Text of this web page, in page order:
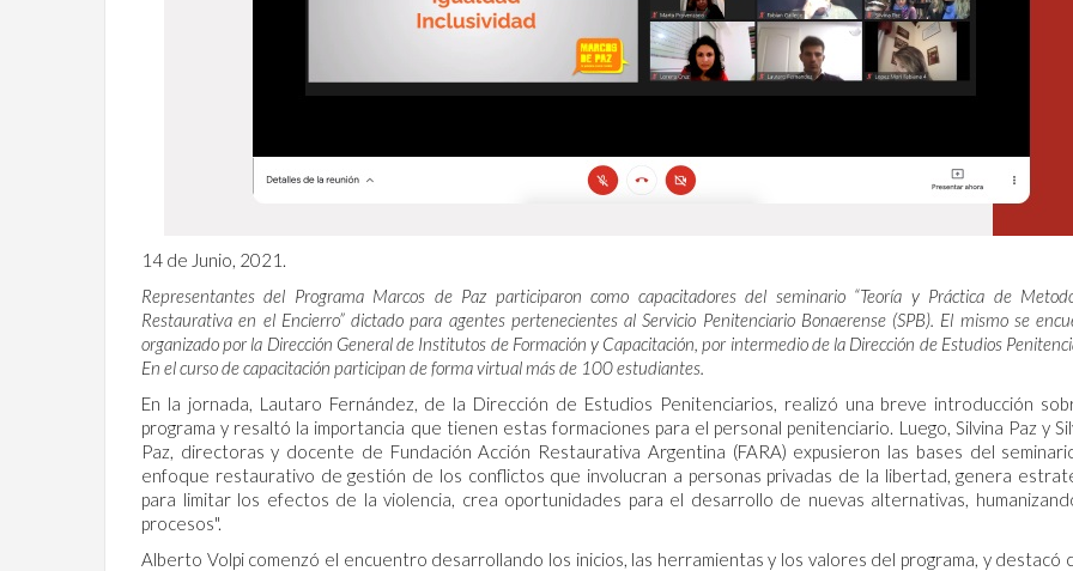
14 de Junio, 2021.
Representantes del Programa Marcos de Paz participaron como capacitadores del seminario “Teoría y Práctica de
Restaurativa en el Encierro” dictado para agentes pertenecientes al Servicio Penitenciario Bonaerense (SPB). El mismo se
organizado por la Dirección General de Institutos de Formación y Capacitación, por intermedio de la Dirección de Estudios
En el curso de capacitación participan de forma virtual más de 100 estudiantes.
En la jornada, Lautaro Fernández, de la Dirección de Estudios Penitenciarios, realizó una breve introducción
programa y resaltó la importancia que tienen estas formaciones para el personal penitenciario. Luego, Silvina Paz y
Paz, directoras y docente de Fundación Acción Restaurativa Argentina (FARA) expusieron las bases del
enfoque restaurativo de gestión de los conflictos que involucran a personas privadas de la libertad, genera
para limitar los efectos de la violencia, crea oportunidades para el desarrollo de nuevas alternativas,
procesos".
Alberto Volpi comenzó el encuentro desarrollando los inicios, las herramientas y los valores del programa, y destacó